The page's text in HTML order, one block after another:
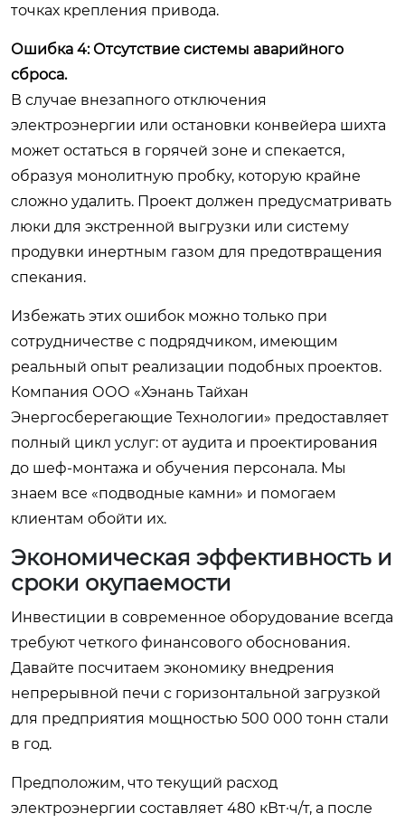
точках крепления привода.
Ошибка 4: Отсутствие системы аварийного
сброса.
В случае внезапного отключения
электроэнергии или остановки конвейера шихта
может остаться в горячей зоне и спекается,
образуя монолитную пробку, которую крайне
сложно удалить. Проект должен предусматривать
люки для экстренной выгрузки или систему
продувки инертным газом для предотвращения
спекания.
Избежать этих ошибок можно только при
сотрудничестве с подрядчиком, имеющим
реальный опыт реализации подобных проектов.
Компания ООО «Хэнань Тайхан
Энергосберегающие Технологии» предоставляет
полный цикл услуг: от аудита и проектирования
до шеф-монтажа и обучения персонала. Мы
знаем все «подводные камни» и помогаем
клиентам обойти их.
Экономическая эффективность и
сроки окупаемости
Инвестиции в современное оборудование всегда
требуют четкого финансового обоснования.
Давайте посчитаем экономику внедрения
непрерывной печи с горизонтальной загрузкой
для предприятия мощностью 500 000 тонн стали
в год.
Предположим, что текущий расход
электроэнергии составляет 480 кВт·ч/т, а после